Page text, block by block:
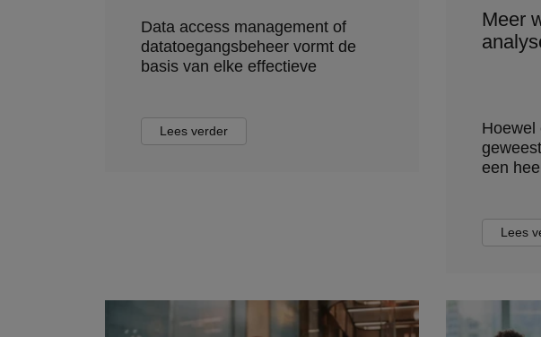
Data access management of
datatoegangsbeheer vormt de
basis van elke effectieve
Lees verder
Meer
Hoewel
een
Lees